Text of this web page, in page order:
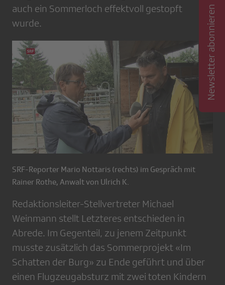
auch ein Sommerloch effektvoll gestopft
wurde.
SRF-Reporter Mario Nottaris (rechts) im Gespräch mit
Rainer Rothe, Anwalt von Ulrich K.
Redaktionsleiter-Stellvertreter Michael
Weinmann stellt Letzteres entschieden in
Abrede. Im Gegenteil, zu jenem Zeitpunkt
musste zusätzlich das Sommerprojekt «Im
Schatten der Burg» zu Ende geführt und über
einen Flugzeugabsturz mit zwei toten Kindern
Newsletter abonnieren